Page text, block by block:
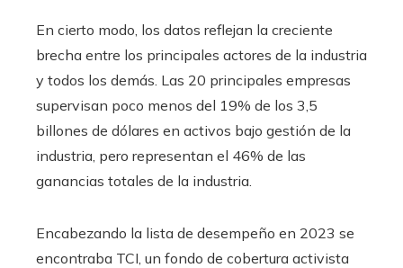
En cierto modo, los datos reflejan la creciente
brecha entre los principales actores de la industria
y todos los demás. Las 20 principales empresas
supervisan poco menos del 19% de los 3,5
billones de dólares en activos bajo gestión de la
industria, pero representan el 46% de las
ganancias totales de la industria.
Encabezando la lista de desempeño en 2023 se
encontraba TCI, un fondo de cobertura activista